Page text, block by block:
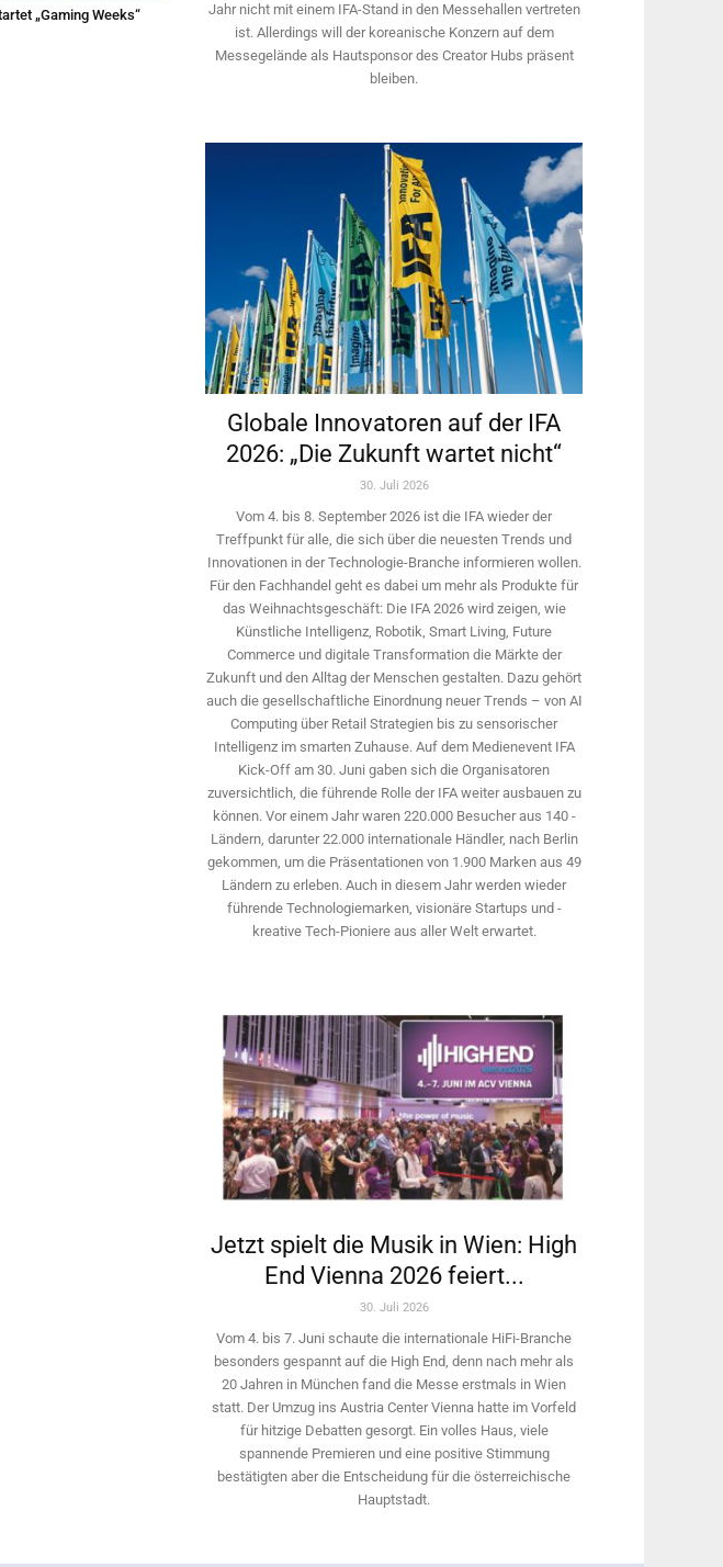
„Gaming Weeks“
Jahr nicht mit einem IFA-Stand in den Messehallen vertreten
ist. Allerdings will ­der koreanische Konzern auf dem
Messegelände als Hautsponsor des Creator Hubs präsent
bleiben.
Globale Innovatoren auf der IFA
2026: „Die Zukunft wartet nicht“
30. Juli 2026
Vom 4. bis 8. September 2026 ist die IFA wieder der
Treffpunkt für alle, die sich über die neuesten Trends und
Innovationen in der Technologie-­Branche informieren wollen.
Für den Fachhandel geht es dabei um mehr als Produkte für
das Weihnachtsgeschäft: Die IFA 2026 wird ­zeigen, wie
Künstliche Intelligenz, Robotik, Smart Living, Future
Commerce und digitale Trans­formation die Märkte der
Zukunft und den Alltag der Menschen gestalten. Dazu gehört
auch die gesellschaftliche Einordnung neuer Trends – von AI
Computing über Retail Strategien bis zu sensorischer
Intelligenz im smarten Zuhause. Auf dem Medien­event IFA
Kick-Off am 30. Juni gaben sich die Organisatoren
zuversichtlich, die führende Rolle der IFA weiter ausbauen zu
können. Vor einem Jahr ­waren 220.000 Besucher aus 140 ­
Ländern, ­darunter 22.000 internationale Händler, nach Berlin
gekommen, um die Präsen­tationen von 1.900 Marken aus 49
Ländern zu erleben. Auch in diesem Jahr werden wieder
führende Technologiemarken, visionäre Startups und ­
kreative Tech-Pioniere aus aller Welt erwartet.
Jetzt spielt die Musik in Wien: High
End Vienna 2026 feiert...
30. Juli 2026
Vom 4. bis 7. Juni schaute die internationale HiFi-Branche
besonders gespannt auf die High End, denn nach mehr als
20 Jahren in München fand die Messe erstmals in Wien
statt. Der Umzug ins Austria Center Vienna hatte im Vorfeld
für hitzige Debatten gesorgt. Ein volles Haus, viele
spannende Premieren und eine positive Stimmung
bestätigten aber die Entscheidung für die österreichische
Hauptstadt.